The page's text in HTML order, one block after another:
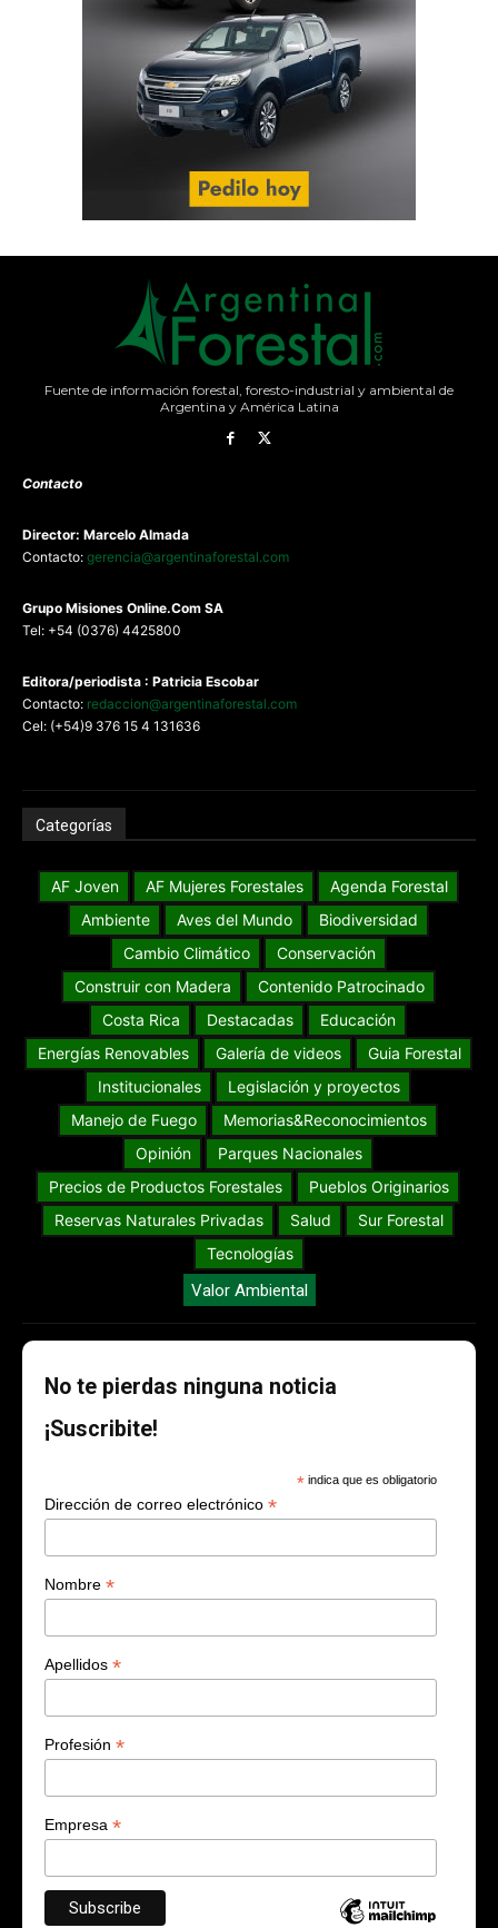
Fuente de información forestal, foresto-industrial y ambiental de
Argentina y América Latina
Contacto
Director: Marcelo Almada
Contacto: gerencia@argentinaforestal.com
Grupo Misiones Online.Com SA
Tel: +54 (0376) 4425800
Editora/periodista : Patricia Escobar
Contacto: redaccion@argentinaforestal.com
Cel: (+54)9 376 15 4 131636
Categorías
AF Joven AF Mujeres Forestales
Agenda Forestal
Ambiente
Aves del Mundo
Biodiversidad
Cambio Climático
Conservación
Construir con Madera
Contenido Patrocinado
Costa Rica
Destacadas
Educación
Energías Renovables
Galería de videos
Guia Forestal
Institucionales
Legislación y proyectos
Manejo de Fuego
Memorias&Reconocimientos
Opinión
Parques Nacionales
Precios de Productos Forestales
Pueblos Originarios
Reservas Naturales Privadas
Salud
Sur Forestal
Tecnologías
Valor Ambiental
No te pierdas ninguna noticia
¡Suscribite!
* indica que es obligatorio
Dirección de correo electrónico *
Nombre *
Apellidos *
Profesión *
Empresa *